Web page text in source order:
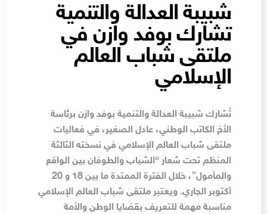
شبيبة العدالة والتنمية
تشارك بوفد وازن في
ملتقى شباب العالم
الإسلامي
تُشارك شبيبة العدالة والتنمية بوفد وازن برئاسة
الأخ الكاتب الوطني، عادل الصغير، في فعاليات
ملتقى شباب العالم الإسلامي في نسخته الثالثة
المنظم تحت شعار “الشباب والطوفان بين الواقع
والمأمول”، خلال الفترة الممتدة ما بين 18 و 20
أكتوبر الجاري. ويعتبر ملتقى شباب العالم الإسلامي
مناسبة مهمة للتعريف بقضايا الوطن والأمة